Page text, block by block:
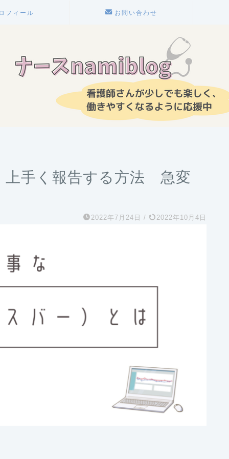
フィール お問い合わせ
手く報告する方法 急変
2022年7月24日 / 2022年10月4日